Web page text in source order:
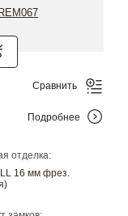
отделка:
16 мм фрез.
Сравнить
Подробнее